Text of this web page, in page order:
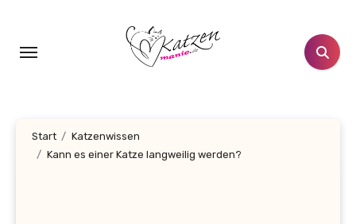
springen
Start
Katzenwissen
Kann es einer Katze langweilig werden?